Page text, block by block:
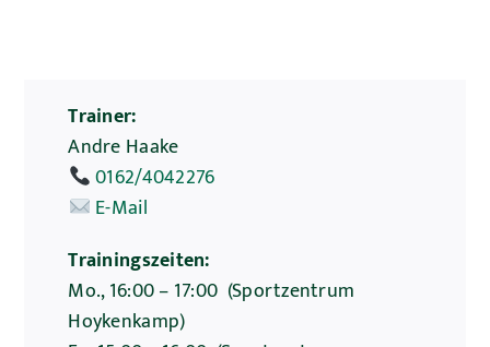
Trainer:
Andre Haake
0162/4042276
E-Mail
Trainingszeiten:
Mo., 16:00 – 17:00 (Sportzentrum
Hoykenkamp)